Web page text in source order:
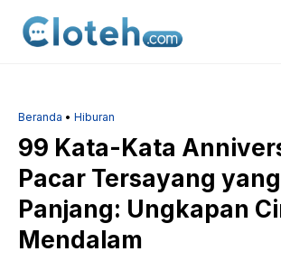
Beranda • Hiburan
99 Kata-Kata
Pacar Tersayang yang
Panjang: Ungkapan
Mendalam